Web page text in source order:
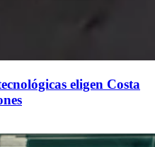
eligen Costa